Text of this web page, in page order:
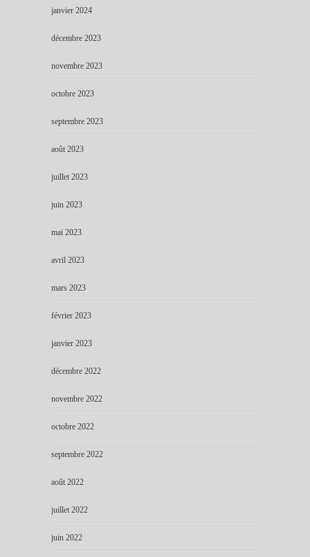
janvier 2024
décembre 2023
novembre 2023
octobre 2023
septembre 2023
août 2023
juillet 2023
juin 2023
mai 2023
avril 2023
mars 2023
février 2023
janvier 2023
décembre 2022
novembre 2022
octobre 2022
septembre 2022
août 2022
juillet 2022
juin 2022